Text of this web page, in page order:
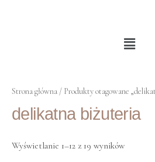
Strona główna / Produkty otagowane
delikatna biżuteria
Wyświetlanie 1–12 z 19 wyników